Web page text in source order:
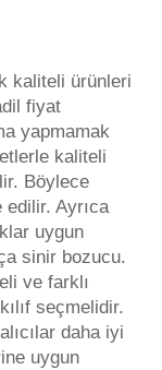
kaliteli ürünleri
fiyat
yapmamak
kaliteli
Böylece
Ayrıca
uygun
sinir bozucu.
ve farklı
seçmelidir.
daha iyi
uygun